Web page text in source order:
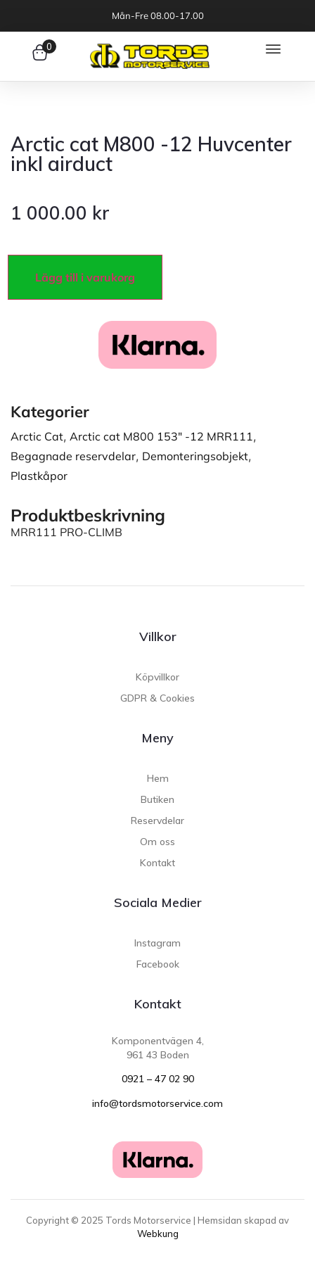
Mån-Fre 08.00-17.00
0
Arctic cat M800 -12 Huvcenter
inkl airduct
1 000.00 kr
Lägg till i varukorg
Kategorier
Arctic Cat, Arctic cat M800 153" -12 MRR111,
Begagnade reservdelar, Demonteringsobjekt,
Plastkåpor
Produktbeskrivning
MRR111 PRO-CLIMB
Villkor
Köpvillkor
GDPR & Cookies
Meny
Hem
Butiken
Reservdelar
Om oss
Kontakt
Sociala Medier
Instagram
Facebook
Kontakt
Komponentvägen 4,
961 43 Boden
0921 – 47 02 90
info@tordsmotorservice.com
Copyright © 2025 Tords Motorservice | Hemsidan skapad av
Webkung